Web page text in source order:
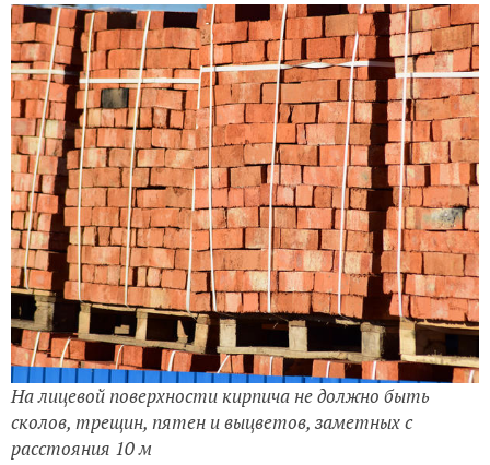
На лицевой поверхности кирпича не должно быть
сколов, трещин, пятен и выцветов, заметных с
расстояния 10 м